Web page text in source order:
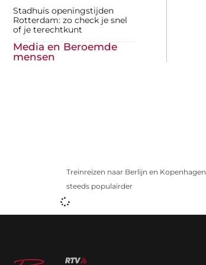
Stadhuis openingstijden
Rotterdam: zo check je snel
of je terechtkunt
Media en Beroemde
mensen
Treinreizen naar Berlijn en Kopenhagen
steeds populairder